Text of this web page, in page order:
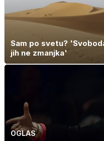
Sam po svetu?
jih ne zmanjka'
OGLAS